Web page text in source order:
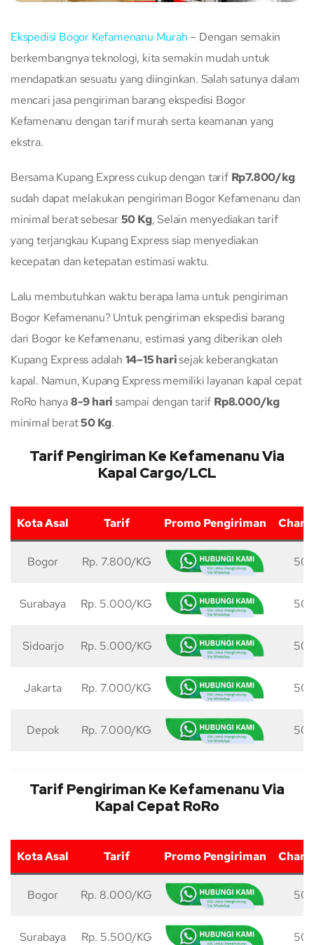
Ekspedisi Bogor Kefamenanu Murah – Dengan semakin
berkembangnya teknologi, kita semakin mudah untuk
mendapatkan sesuatu yang diinginkan. Salah satunya dalam
mencari jasa pengiriman barang ekspedisi Bogor
Kefamenanu dengan tarif murah serta keamanan yang
ekstra.
Bersama Kupang Express cukup dengan tarif Rp7.800/kg
sudah dapat melakukan pengiriman Bogor Kefamenanu dan
minimal berat sebesar50 Kg, Selain menyediakan tarif
yang terjangkau Kupang Express siap menyediakan
kecepatan dan ketepatan estimasi waktu.
Lalu membutuhkan waktu berapa lama untuk pengiriman
Bogor Kefamenanu? Untuk pengiriman ekspedisi barang
dari Bogor ke Kefamenanu, estimasi yang diberikan oleh
Kupang Express adalah 14–15 harisejak keberangkatan
kapal. Namun, Kupang Express memiliki layanan kapal cepat
RoRo hanya8-9 harisampai dengan tarif Rp8.000/kg
minimal berat50 Kg.
Tarif Pengiriman Ke Kefamenanu Via
Kapal Cargo/LCL
Kota Asal Tarif Promo Pengiriman
Bogor Rp. 7.800/KG 50
Surabaya Rp. 5.000/KG 50
Sidoarjo Rp. 5.000/KG 50
Jakarta Rp. 7.000/KG 50
Depok Rp. 7.000/KG 50
Tarif Pengiriman Ke Kefamenanu Via
Kapal Cepat RoRo
Kota Asal Tarif Promo Pengiriman
Bogor Rp. 8.000/KG 50
Surabaya Rp. 5.500/KG 50